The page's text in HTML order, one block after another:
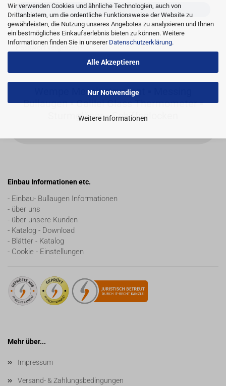
Wir verwenden Cookies und ähnliche Technologien, auch von
Drittanbietern, um die ordentliche Funktionsweise der Website zu
gewährleisten, die Nutzung unseres Angebotes zu analysieren und Ihnen
ein bestmögliches Einkaufserlebnis bieten zu können. Weitere
Informationen finden Sie in unserer Datenschutzerklärung.
Alle Akzeptieren
Nur Notwendige
Weitere Informationen
ANMELDEN
Konto erstellen
Wempe Messinstrument ▪ Messing
Bullaugen ▪ Galilei Glass Thermometer ▪
Sturmgläser ▪ Schiffsglocken
Einbau Informationen etc.
- Einbau- Bullaugen Informationen
- über uns
- über unsere Kunden
- Katalog - Download
- Blätter - Katalog
- Cookie - Einstellungen
Mehr über...
Impressum
Versand- & Zahlungsbedingungen